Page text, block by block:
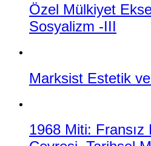
Özel Mülkiyet
Sosyalizm -III
Marksist Estetik
1968 Miti: Fransız